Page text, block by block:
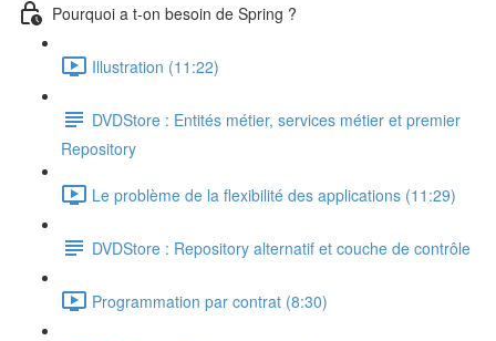
Pourquoi a t-on besoin de Spring ?
Illustration (11:22)
DVDStore : Entités métier, services métier et premier
Repository
Le problème de la flexibilité des applications (11:29)
DVDStore : Repository alternatif et couche de contrôle
Programmation par contrat (8:30)